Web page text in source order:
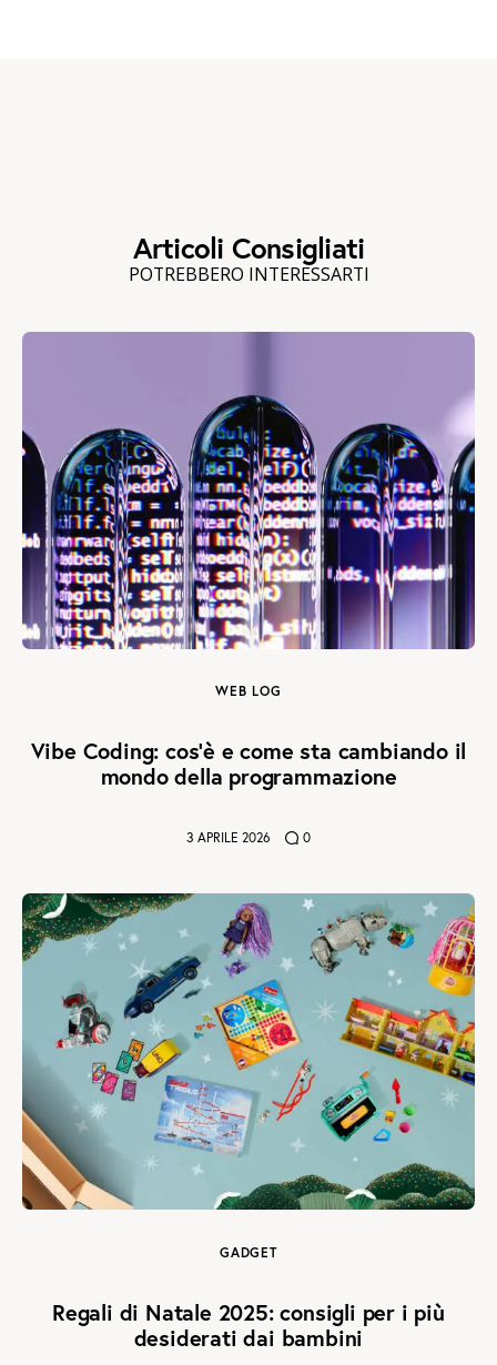
Articoli Consigliati
POTREBBERO INTERESSARTI
WEB LOG
Vibe Coding: cos’è e come sta cambiando il
mondo della programmazione
3 APRILE 2026 0
GADGET
Regali di Natale 2025: consigli per i più
desiderati dai bambini